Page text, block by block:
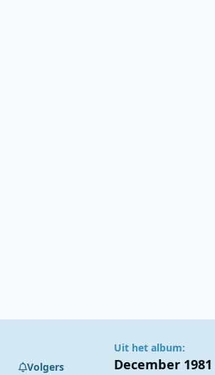
Volgers
Uit het album:
December 1981